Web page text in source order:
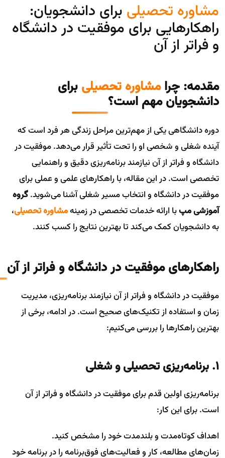
مشاوره تحصیلی برای دانشجویان:
راهکارهایی برای موفقیت در دانشگاه
و فراتر از آن
مقدمه: چرامشاوره تحصیلی برای
دانشجویان مهم است؟
دوره دانشگاهی یکی از مهم‌ترین مراحل زندگی هر فرد است که
آینده شغلی و شخصی او را تحت تأثیر قرار می‌دهد. موفقیت در
دانشگاه و فراتر از آن نیازمند برنامه‌ریزی دقیق و راهنمایی
تخصصی است. در این مقاله، با راهکارهای علمی و عملی برای
موفقیت در دانشگاه و انتخاب مسیر شغلی آشنا می‌شوید.گروه
آموزشی مپبا ارائه خدمات تخصصی در زمینهمشاوره تحصیلی،
به دانشجویان کمک می‌کند تا بهترین نتایج را کسب کنند.
راهکارهای موفقیت در دانشگاه و فراتر از آن
موفقیت در دانشگاه و فراتر از آن نیازمند برنامه‌ریزی، مدیریت
زمان و استفاده از تکنیک‌های صحیح است. در ادامه، برخی از
بهترین راهکارها را بررسی می‌کنیم:
۱. برنامه‌ریزی تحصیلی و شغلی
برنامه‌ریزی اولین قدم برای موفقیت در دانشگاه و فراتر از آن
است. برای این کار:
اهداف کوتاه‌مدت و بلندمدت خود را مشخص کنید.
زمان‌های مطالعه، کار و فعالیت‌های فوق‌برنامه را در برنامه خود